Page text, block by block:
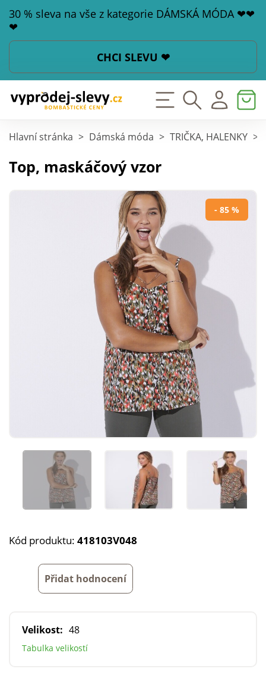
30 % sleva na vše z kategorie DÁMSKÁ MÓDA ❤❤
❤
CHCI SLEVU ❤
Hlavní stránka > Dámská móda > TRIČKA, HALENKY >
Top, maskáčový vzor
- 85 %
Kód produktu: 418103V048
Přidat hodnocení
Velikost: 48
Tabulka velikostí